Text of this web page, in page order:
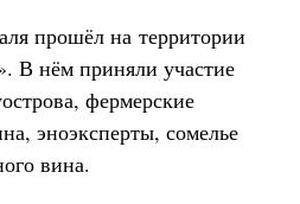
прошёл на территории
В нём приняли участие
фермерские
эноэксперты, сомелье
вина.